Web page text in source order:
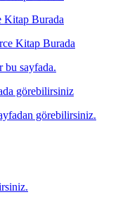
Kitap Burada
Kitap Burada
bu sayfada.
görebilirsiniz
görebilirsiniz.